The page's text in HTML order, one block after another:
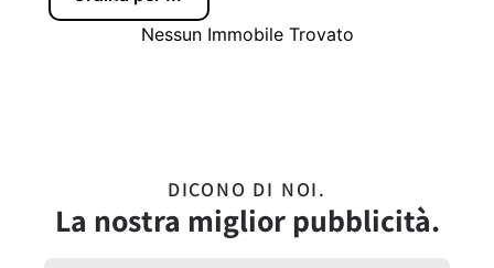
Nessun Immobile Trovato
DICONO DI NOI.
La nostra miglior pubblicità.